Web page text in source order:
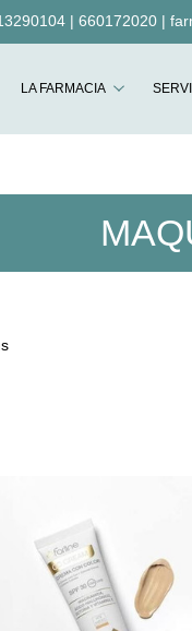
| 660172020|
LA FARMACIA